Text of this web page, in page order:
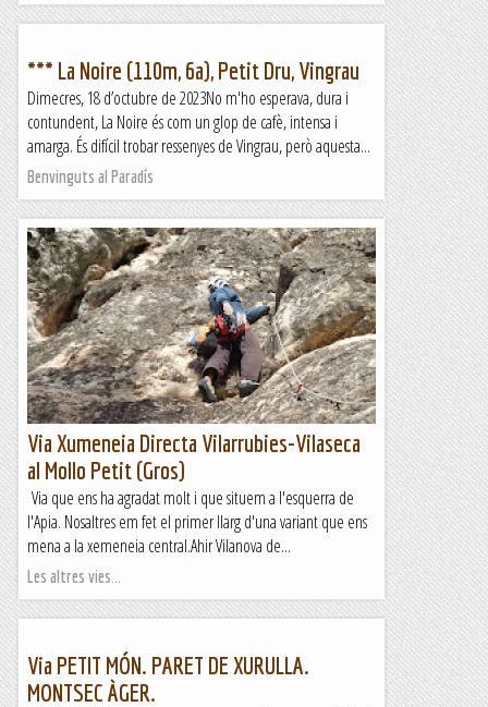
*** La Noire (110m, 6a), Petit Dru, Vingrau
Dimecres, 18 d’octubre de 2023No m'ho esperava, dura i
contundent, La Noire és com un glop de cafè, intensa i
amarga. És difícil trobar ressenyes de Vingrau, però aquesta...
Benvinguts al Paradís
Via Xumeneia Directa Vilarrubies-Vilaseca
al Mollo Petit (Gros)
Via que ens ha agradat molt i que situem a l'esquerra de
l'Apia. Nosaltres em fet el primer llarg d'una variant que ens
mena a la xemeneia central.Ahir Vilanova de...
Les altres vies...
Via PETIT MÓN. PARET DE XURULLA.
MONTSEC ÀGER.